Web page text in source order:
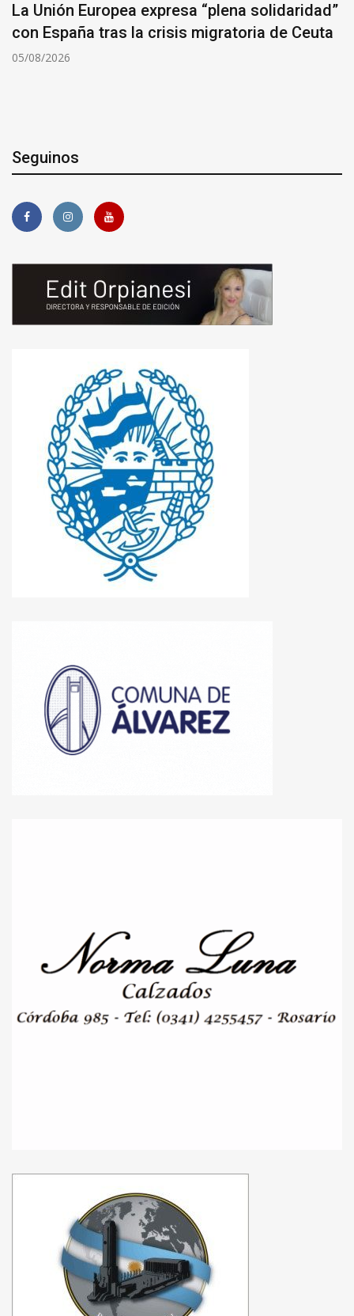
La Unión Europea expresa “plena solidaridad”
con España tras la crisis migratoria de Ceuta
05/08/2026
Seguinos